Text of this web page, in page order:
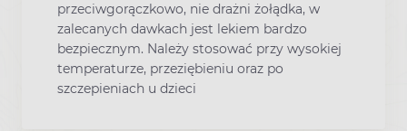
przeciwgorączkowo, nie drażni żołądka, w
zalecanych dawkach jest lekiem bardzo
bezpiecznym. Należy stosować przy wysokiej
temperaturze, przeziębieniu oraz po
szczepieniach u dzieci